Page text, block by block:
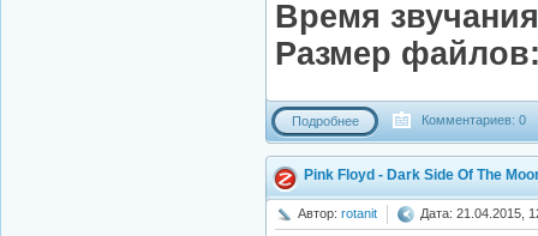
Время
Размер
Подробнее Комментариев: 0
Pink Floyd - Dark Side Of The
Автор: rotanit Дата: 21.04.2015,